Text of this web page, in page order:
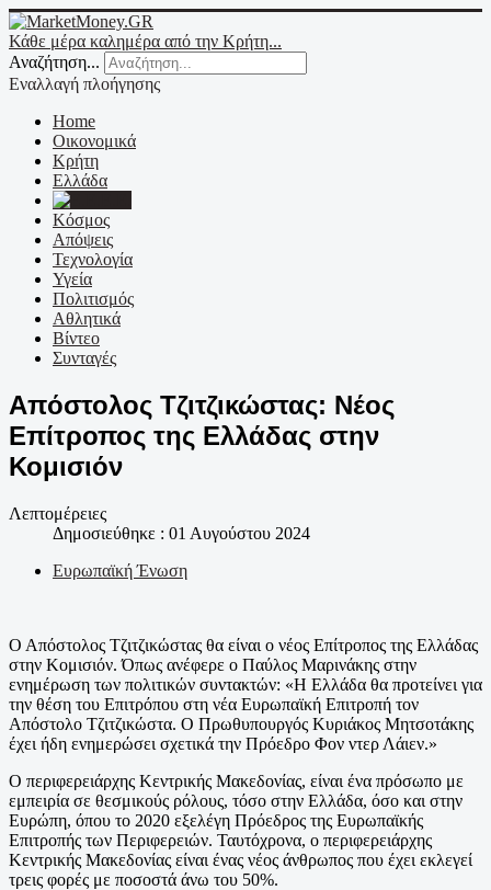
Κάθε μέρα καλημέρα από την Κρήτη...
Αναζήτηση...
Εναλλαγή πλοήγησης
Home
Οικονομικά
Κρήτη
Ελλάδα
Κόσμος
Απόψεις
Τεχνολογία
Υγεία
Πολιτισμός
Αθλητικά
Βίντεο
Συνταγές
Απόστολος Τζιτζικώστας: Νέος
Επίτροπος της Ελλάδας στην
Κομισιόν
Λεπτομέρειες
Δημοσιεύθηκε : 01 Αυγούστου 2024
Ευρωπαϊκή Ένωση
Ο Απόστολος Τζιτζικώστας θα είναι ο νέος Επίτροπος της Ελλάδας
στην Κομισιόν. Όπως ανέφερε ο Παύλος Μαρινάκης στην
ενημέρωση των πολιτικών συντακτών: «Η Ελλάδα θα προτείνει για
την θέση του Επιτρόπου στη νέα Ευρωπαϊκή Επιτροπή τον
Απόστολο Τζιτζικώστα. O Πρωθυπουργός Κυριάκος Μητσοτάκης
έχει ήδη ενημερώσει σχετικά την Πρόεδρο Φον ντερ Λάιεν.»
Ο περιφερειάρχης Κεντρικής Μακεδονίας, είναι ένα πρόσωπο με
εμπειρία σε θεσμικούς ρόλους, τόσο στην Ελλάδα, όσο και στην
Ευρώπη, όπου το 2020 εξελέγη Πρόεδρος της Ευρωπαϊκής
Επιτροπής των Περιφερειών. Ταυτόχρονα, ο περιφερειάρχης
Κεντρικής Μακεδονίας είναι ένας νέος άνθρωπος που έχει εκλεγεί
τρεις φορές με ποσοστά άνω του 50%.